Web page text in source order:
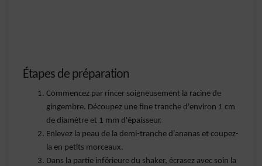
Étapes de préparation
Commencez par rincer soigneusement la racine de
gingembre. Découpez une fine tranche d'environ 1 cm
de diamètre et 1 mm d'épaisseur.
Enlevez la peau de la demi-tranche d'ananas et coupez-
la en petits morceaux.
Dans la partie inférieure du shaker, écrasez avec soin la